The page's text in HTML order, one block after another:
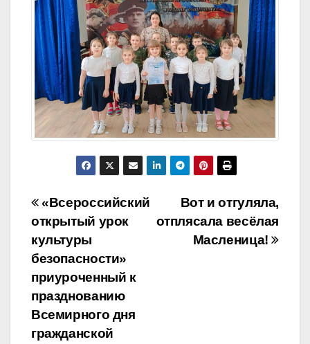
Навигация
по
записям
Вот и отгуляла,
отплясала весёлая
Масленица!
«Всероссийский
открытый урок
культуры
безопасности»
приуроченный к
празднованию
Всемирного дня
гражданской